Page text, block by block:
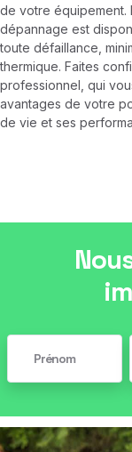
de votre équipement.
dépannage est
toute défaillance,
thermique. Faites
professionnel, qui
avantages de votre
de vie et ses